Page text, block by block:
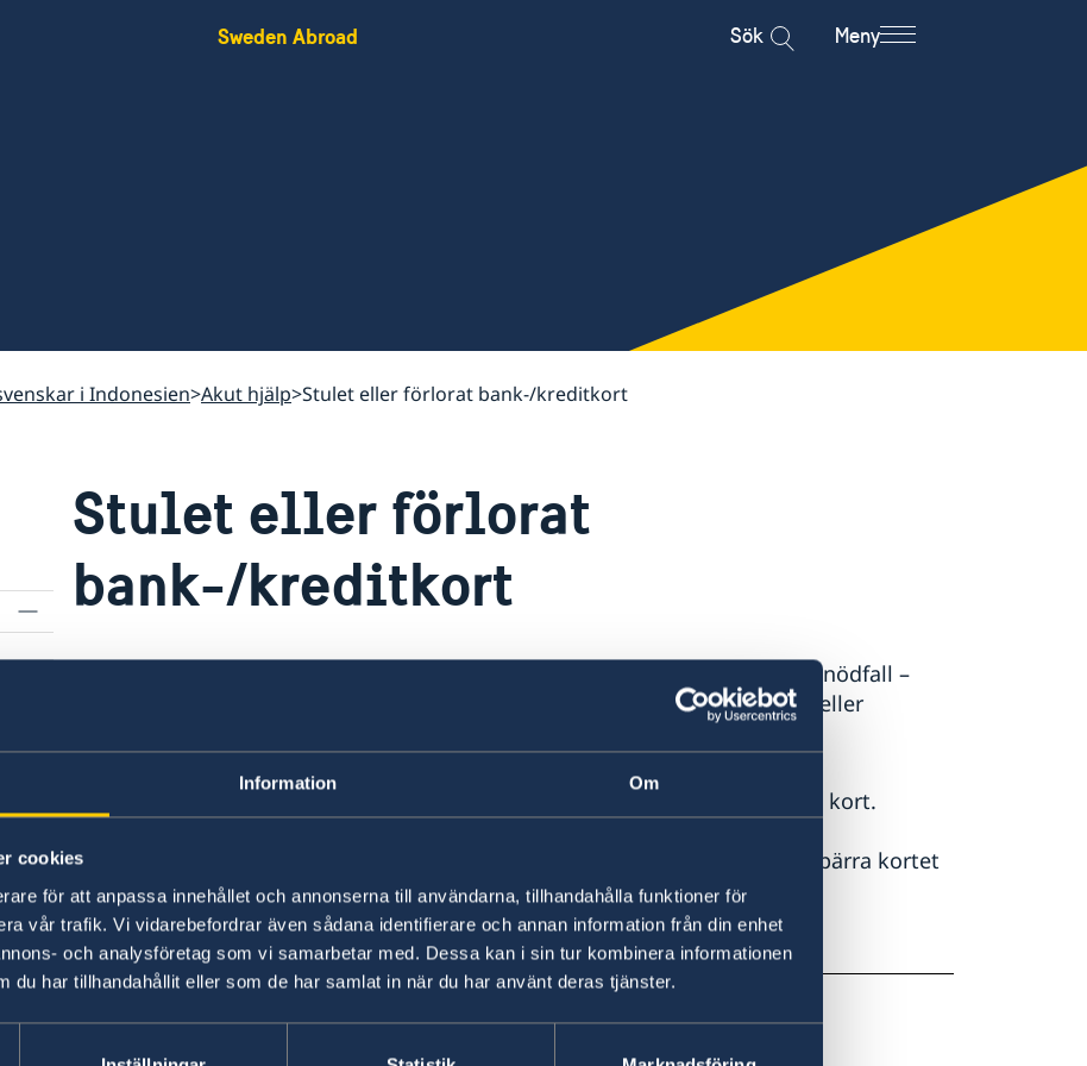
Information Om
cookies
för att anpassa innehållet och annonserna till användarna, tillhandahålla funktioner för
vår trafik. Vi vidarebefordrar även sådana identifierare och annan information från din enhet
och analysföretag som vi samarbetar med. Dessa kan i sin tur kombinera informationen
du har tillhandahållit eller som de har samlat in när du har använt deras tjänster.
Sweden Abroad Sök Meny
i Indonesien Akut hjälp Stulet eller förlorat bank-/kreditkort
Stulet eller förlorat
bank-/kreditkort
Av säkerhetsskäl kan vi inte ta emot privatpost till resande i Indonesien. I nödfall –
förlust av bankkort – kan vi, efter att ha underrättats om detta av banken eller
Kontakta alltid din bank i Sverige om du blir av med ditt kort.
Spärra MasterCard:
Om du förlorar ditt Mastercard så ska du ringa och spärra kortet
på Mastercard Global Service tel 1 800 80 4594.
Du bör alltid kontakta din bank i Sverige om du blir av med ditt kort.
Senast uppdaterad 10 apr. 2026, 10.15